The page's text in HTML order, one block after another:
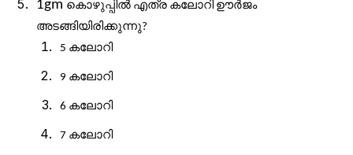
1gm കൊഴുപ്പിൽ എത്ര കലോറി ഊർജം
അടങ്ങിയിരിക്കുന്നു?
5 കലോറി
9 കലോറി
6 കലോറി
7 കലോറി